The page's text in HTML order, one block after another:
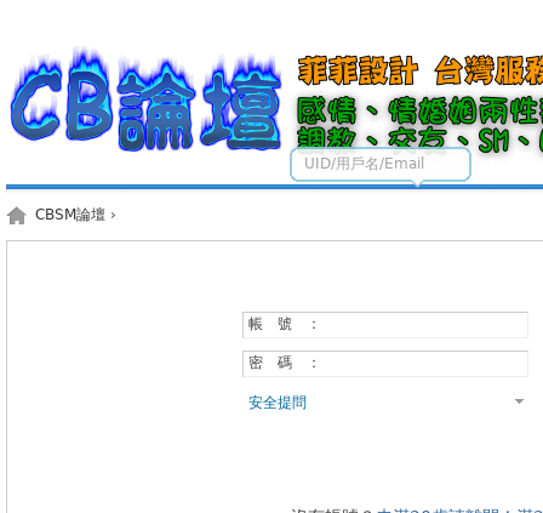
UID/用戶名/Email
CBSM論壇 ›
帳 號 ：
密 碼 ：
安全提問